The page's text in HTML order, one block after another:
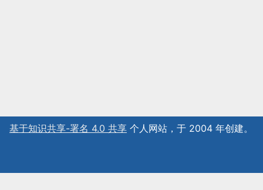
基于知识共享-署名 4.0 共享 个人网站，于 2004 年创建。